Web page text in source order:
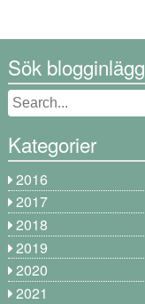
Sök blogginlägg
Kategorier
2016
2017
2018
2019
2020
2021